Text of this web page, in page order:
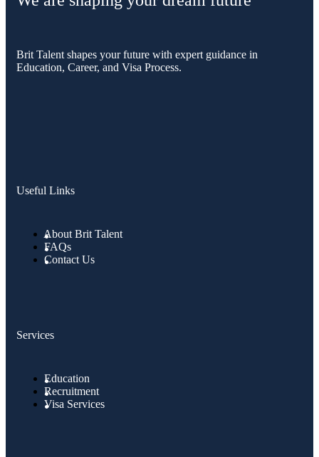
Brit Talent shapes your future with expert guidance in
Education, Career, and Visa Process.
Useful Links
About Brit Talent
FAQs
Contact Us
Services
Education
Recruitment
Visa Services